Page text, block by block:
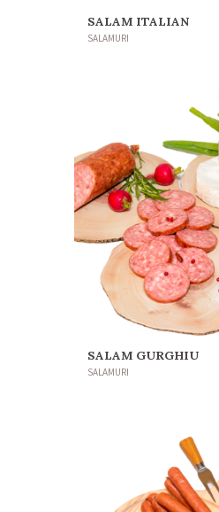
SALAM ITALIAN
SALAMURI
SALAM GURGHIU
SALAMURI